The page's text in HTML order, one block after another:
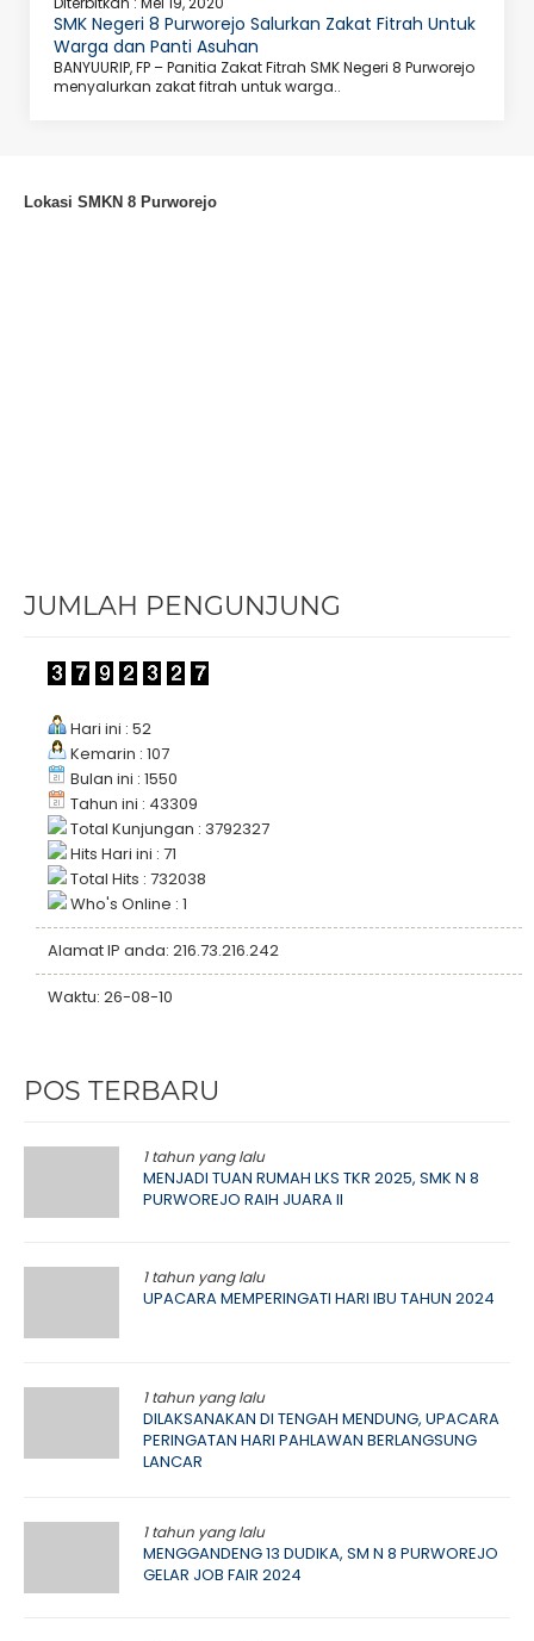
SMK Negeri 8 Purworejo Salurkan Zakat Fitrah Untuk
Warga dan Panti Asuhan
BANYUURIP, FP – Panitia Zakat Fitrah SMK Negeri 8 Purworejo
menyalurkan zakat fitrah untuk warga..
Lokasi SMKN 8 Purworejo
JUMLAH PENGUNJUNG
Hari ini : 52
Kemarin : 107
Bulan ini : 1550
Tahun ini : 43309
Total Kunjungan : 3792327
Hits Hari ini : 71
Total Hits : 732038
Who's Online : 1
Alamat IP anda: 216.73.216.242
Waktu: 26-08-10
POS TERBARU
1 tahun yang lalu
MENJADI TUAN RUMAH LKS TKR 2025, SMK N 8
PURWOREJO RAIH JUARA II
1 tahun yang lalu
UPACARA MEMPERINGATI HARI IBU TAHUN 2024
1 tahun yang lalu
DILAKSANAKAN DI TENGAH MENDUNG, UPACARA
PERINGATAN HARI PAHLAWAN BERLANGSUNG
LANCAR
1 tahun yang lalu
MENGGANDENG 13 DUDIKA, SM N 8 PURWOREJO
GELAR JOB FAIR 2024